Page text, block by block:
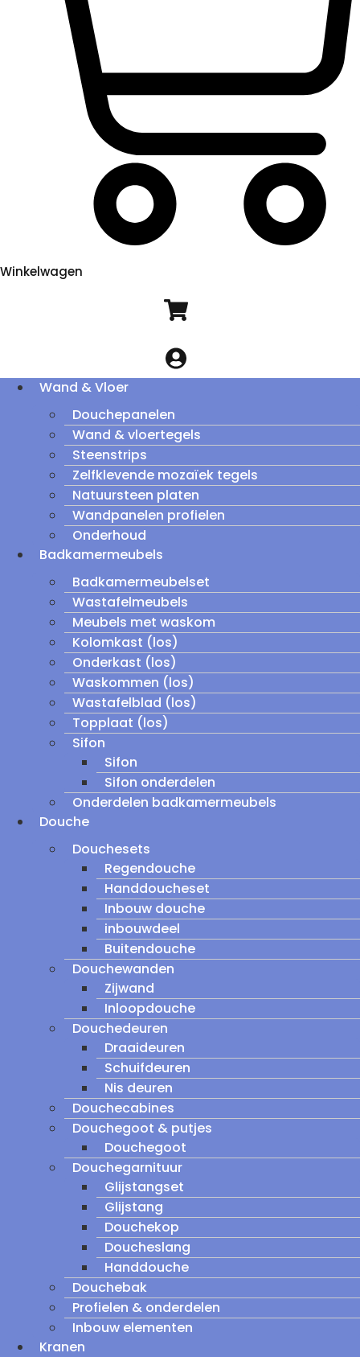
Winkelwagen
Wand & Vloer
Douchepanelen
Wand & vloertegels
Steenstrips
Zelfklevende mozaïek tegels
Natuursteen platen
Wandpanelen profielen
Onderhoud
Badkamermeubels
Badkamermeubelset
Wastafelmeubels
Meubels met waskom
Kolomkast (los)
Onderkast (los)
Waskommen (los)
Wastafelblad (los)
Topplaat (los)
Sifon
Sifon
Sifon onderdelen
Onderdelen badkamermeubels
Douche
Douchesets
Regendouche
Handdoucheset
Inbouw douche
inbouwdeel
Buitendouche
Douchewanden
Zijwand
Inloopdouche
Douchedeuren
Draaideuren
Schuifdeuren
Nis deuren
Douchecabines
Douchegoot & putjes
Douchegoot
Douchegarnituur
Glijstangset
Glijstang
Douchekop
Doucheslang
Handdouche
Douchebak
Profielen & onderdelen
Inbouw elementen
Kranen